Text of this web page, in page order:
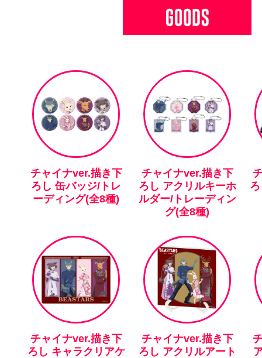
チャイナver.描き下
ろし 缶バッジ/トレ
ーディング(全8種)
チャイナver.描き下
ろし アクリルキーホ
ルダー/トレーディン
グ(全8種)
チャイナver.描き下
ろし キャラクリアケ
チャイナver.描き下
ろし アクリルアート